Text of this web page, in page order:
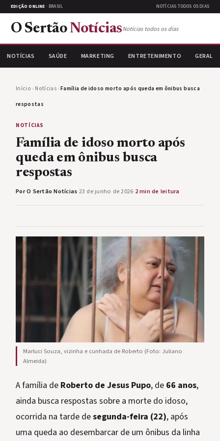
EDIÇÃO ONLINE · BRASIL NOTÍCIAS TODOS OS DIAS
O Sertão NotíciasNotícias todos os dias
NOTÍCIAS SAÚDE MARKETING ENTRETENIMENTO GERAL
Início › Notícias›Família de idoso morto após queda em ônibus busca
respostas
NOTÍCIAS
Família de idoso morto após
queda em ônibus busca
respostas
Por O Sertão Notícias·23 de junho de 2026·2 min de leitura
Marluci Souza, vizinha e cunhada de Roberto (Foto: Juliano
Almeida)
A família de Roberto de Jesus Pupo, de 66 anos,
ainda busca respostas sobre a morte do idoso,
ocorrida na tarde desegunda-feira (22), após
uma queda ao desembarcar de um ônibus da linha